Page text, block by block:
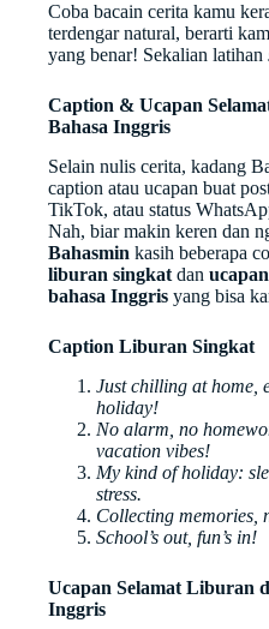
Coba bacain cerita kamu
terdengar natural, berarti
yang benar! Sekalian latihan
Caption & Ucapan
Bahasa Inggris
Selain nulis cerita, kadang
caption atau ucapan buat
TikTok, atau status
Nah, biar makin keren dan
Bahasmin kasih beberapa
liburan singkat dan
bahasa Inggris yang bisa
Caption Liburan Singkat
Just chilling at home,
holiday!
No alarm, no
vacation vibes!
My kind of holiday:
stress.
Collecting memories,
School’s out, fun’s in!
Ucapan Selamat Liburan
Inggris